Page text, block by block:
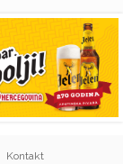
Kontakt